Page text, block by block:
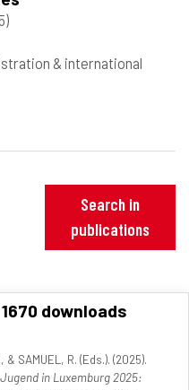
& international
Search in
publications
1670 downloads
& SAMUEL, R. (Eds.). (2025).
in Luxemburg 2025: